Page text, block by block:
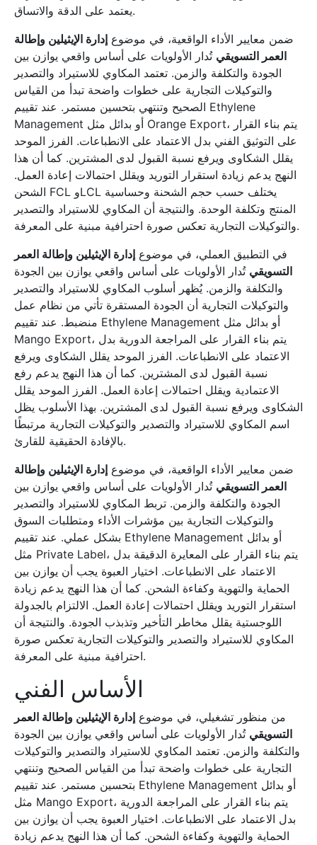
يعتمد على الدقة والاتساق.
ضمن معايير الأداء الواقعية، في موضوع إدارة الإيثيلين وإطالة
العمر التسويقي تُدار الأولويات على أساس واقعي يوازن بين
الجودة والتكلفة والزمن. تعتمد المكاوي للاستيراد والتصدير
والتوكيلات التجارية على خطوات واضحة تبدأ من القياس
الصحيح وتنتهي بتحسين مستمر. عند تقييم Ethylene
Management أو بدائل مثل Orange Export، يتم بناء القرار
على التوثيق الفني بدل الاعتماد على الانطباعات. الفرز الموحد
يقلل الشكاوى ويرفع نسبة القبول لدى المشترين. كما أن هذا
النهج يدعم زيادة استقرار التوريد ويقلل احتمالات إعادة العمل.
الشحن FCL وLCL يختلف حسب حجم الشحنة وحساسية
المنتج وتكلفة الوحدة. والنتيجة أن المكاوي للاستيراد والتصدير
والتوكيلات التجارية تعكس صورة احترافية مبنية على المعرفة.
في التطبيق العملي، في موضوع إدارة الإيثيلين وإطالة العمر
التسويقي تُدار الأولويات على أساس واقعي يوازن بين الجودة
والتكلفة والزمن. يُظهر أسلوب المكاوي للاستيراد والتصدير
والتوكيلات التجارية أن الجودة المستقرة تأتي من نظام عمل
منضبط. عند تقييم Ethylene Management أو بدائل مثل
Mango Export، يتم بناء القرار على المراجعة الدورية بدل
الاعتماد على الانطباعات. الفرز الموحد يقلل الشكاوى ويرفع
نسبة القبول لدى المشترين. كما أن هذا النهج يدعم رفع
الاعتمادية ويقلل احتمالات إعادة العمل. الفرز الموحد يقلل
الشكاوى ويرفع نسبة القبول لدى المشترين. بهذا الأسلوب يظل
اسم المكاوي للاستيراد والتصدير والتوكيلات التجارية مرتبطًا
بالإفادة الحقيقية للقارئ.
ضمن معايير الأداء الواقعية، في موضوع إدارة الإيثيلين وإطالة
العمر التسويقي تُدار الأولويات على أساس واقعي يوازن بين
الجودة والتكلفة والزمن. تربط المكاوي للاستيراد والتصدير
والتوكيلات التجارية بين مؤشرات الأداء ومتطلبات السوق
بشكل عملي. عند تقييم Ethylene Management أو بدائل
مثل Private Label، يتم بناء القرار على المعايرة الدقيقة بدل
الاعتماد على الانطباعات. اختيار العبوة يجب أن يوازن بين
الحماية والتهوية وكفاءة الشحن. كما أن هذا النهج يدعم زيادة
استقرار التوريد ويقلل احتمالات إعادة العمل. الالتزام بالجدولة
اللوجستية يقلل مخاطر التأخير وتذبذب الجودة. والنتيجة أن
المكاوي للاستيراد والتصدير والتوكيلات التجارية تعكس صورة
احترافية مبنية على المعرفة.
الأساس الفني
من منظور تشغيلي، في موضوع إدارة الإيثيلين وإطالة العمر
التسويقي تُدار الأولويات على أساس واقعي يوازن بين الجودة
والتكلفة والزمن. تعتمد المكاوي للاستيراد والتصدير والتوكيلات
التجارية على خطوات واضحة تبدأ من القياس الصحيح وتنتهي
بتحسين مستمر. عند تقييم Ethylene Management أو بدائل
مثل Mango Export، يتم بناء القرار على المراجعة الدورية
بدل الاعتماد على الانطباعات. اختيار العبوة يجب أن يوازن بين
الحماية والتهوية وكفاءة الشحن. كما أن هذا النهج يدعم زيادة